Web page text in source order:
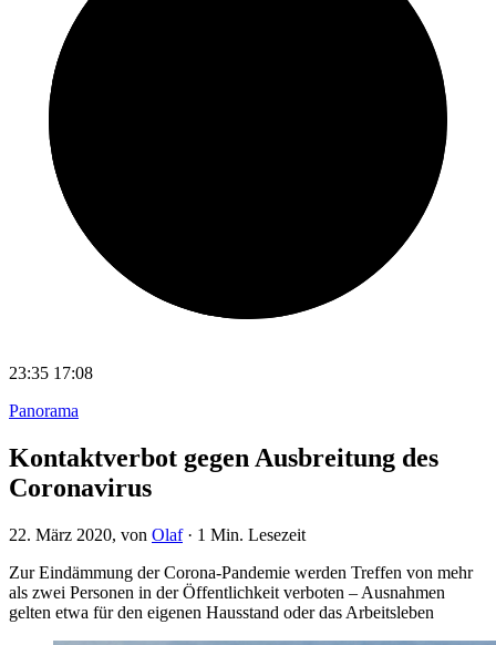
23:35 17:08
Panorama
Kontaktverbot gegen Ausbreitung des
Coronavirus
22. März 2020, von Olaf· 1 Min. Lesezeit
Zur Eindämmung der Corona-Pandemie werden Treffen von mehr
als zwei Personen in der Öffentlichkeit verboten – Ausnahmen
gelten etwa für den eigenen Hausstand oder das Arbeitsleben